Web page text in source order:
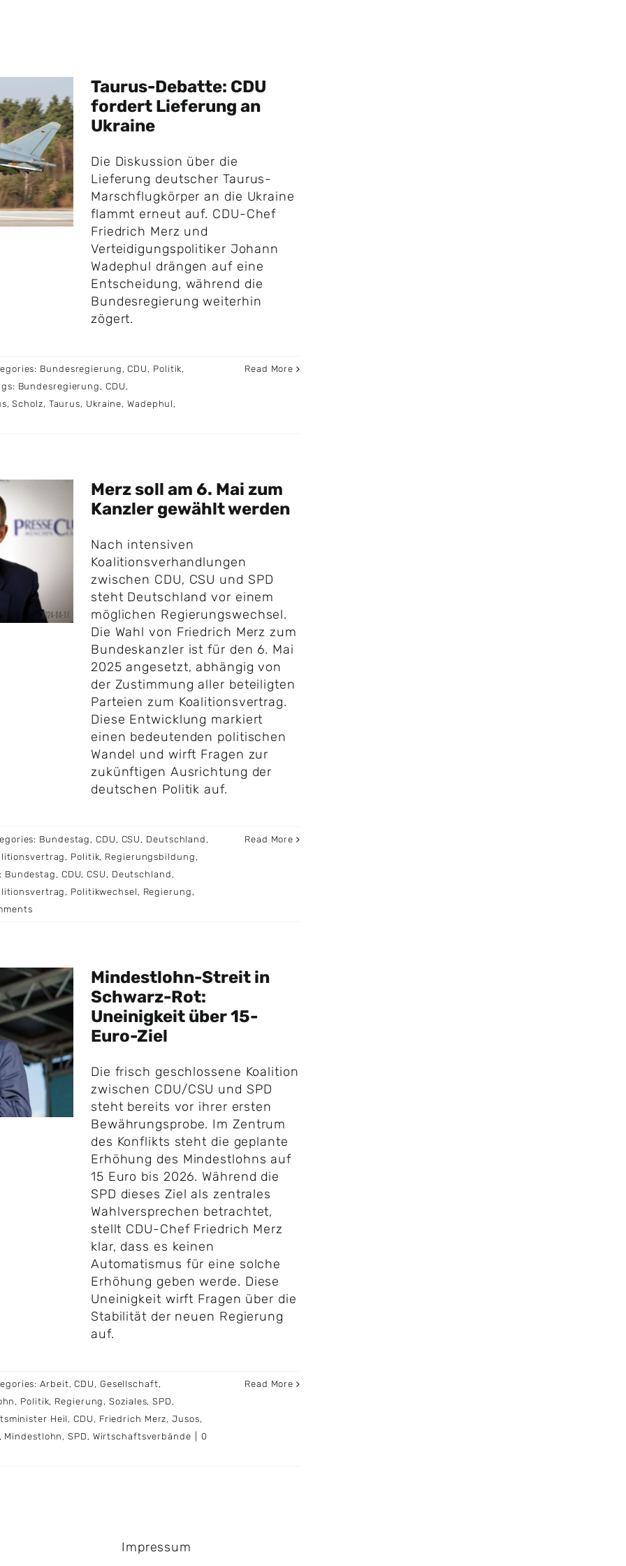
Taurus-Debatte: CDU
fordert Lieferung an
Ukraine
Die Diskussion über die
Lieferung deutscher Taurus-
Marschflugkörper an die Ukraine
flammt erneut auf. CDU-Chef
Friedrich Merz und
Verteidigungspolitiker Johann
Wadephul drängen auf eine
Entscheidung, während die
Bundesregierung weiterhin
zögert.
Bundesregierung ,CDU , Politik,
Bundesregierung , CDU ,
,Scholz, Taurus, Ukraine,Wadephul ,
Read More
Merz soll am 6. Mai zum
Kanzler gewählt werden
Nach intensiven
Koalitionsverhandlungen
zwischen CDU, CSU und SPD
steht Deutschland vor einem
möglichen Regierungswechsel.
Die Wahl von Friedrich Merz zum
Bundeskanzler ist für den 6. Mai
2025 angesetzt, abhängig von
der Zustimmung aller beteiligten
Parteien zum Koalitionsvertrag.
Diese Entwicklung markiert
einen bedeutenden politischen
Wandel und wirft Fragen zur
zukünftigen Ausrichtung der
deutschen Politik auf.
Bundestag ,CDU , CSU , Deutschland ,
, Politik, Regierungsbildung ,
Bundestag , CDU,CSU , Deutschland ,
, Politikwechsel , Regierung ,
Read More
Mindestlohn-Streit in
Schwarz-Rot:
Uneinigkeit über 15-
Euro-Ziel
Die frisch geschlossene Koalition
zwischen CDU/CSU und SPD
steht bereits vor ihrer ersten
Bewährungsprobe. Im Zentrum
des Konflikts steht die geplante
Erhöhung des Mindestlohns auf
15 Euro bis 2026. Während die
SPD dieses Ziel als zentrales
Wahlversprechen betrachtet,
stellt CDU-Chef Friedrich Merz
klar, dass es keinen
Automatismus für eine solche
Erhöhung geben werde. Diese
Uneinigkeit wirft Fragen über die
Stabilität der neuen Regierung
auf.
Arbeit,CDU , Gesellschaft,
, Politik, Regierung ,Soziales,SPD ,
Heil ,CDU , Friedrich Merz,Jusos,
, Mindestlohn ,SPD , Wirtschaftsverbände
0
Read More
Impressum